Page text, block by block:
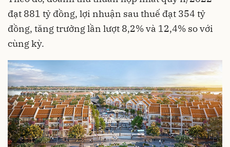
đạt 881 tỷ đồng, lợi nhuận sau thuế đạt 354 tỷ
đồng, tăng trưởng lần lượt 8,2% và 12,4% so với
cùng kỳ.